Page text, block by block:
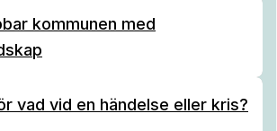
kommunen med
vad vid en händelse eller kris?